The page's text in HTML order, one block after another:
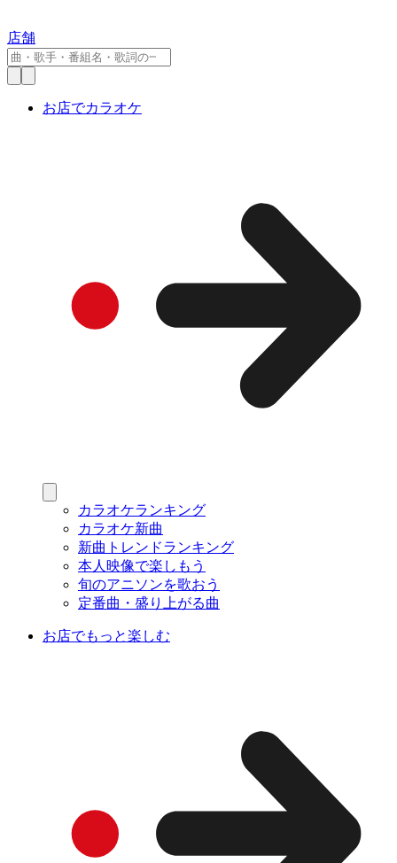
店舗
お店でカラオケ
カラオケランキング
カラオケ新曲
新曲トレンドランキング
本人映像で楽しもう
旬のアニソンを歌おう
定番曲・盛り上がる曲
お店でもっと楽しむ